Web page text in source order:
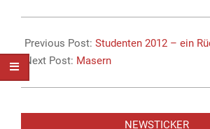
07-
14
Previous Post: Studenten 2012 – ein
Next Post: Masern
NEWSTICKER